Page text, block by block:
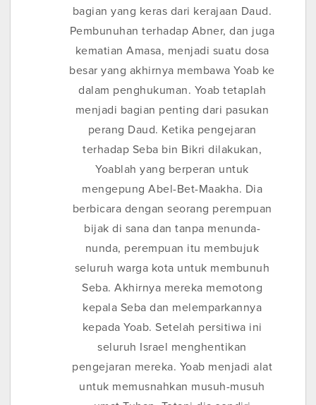
bagian yang keras dari kerajaan Daud.
Pembunuhan terhadap Abner, dan juga
kematian Amasa, menjadi suatu dosa
besar yang akhirnya membawa Yoab ke
dalam penghukuman. Yoab tetaplah
menjadi bagian penting dari pasukan
perang Daud. Ketika pengejaran
terhadap Seba bin Bikri dilakukan,
Yoablah yang berperan untuk
mengepung Abel-Bet-Maakha. Dia
berbicara dengan seorang perempuan
bijak di sana dan tanpa menunda-
nunda, perempuan itu membujuk
seluruh warga kota untuk membunuh
Seba. Akhirnya mereka memotong
kepala Seba dan melemparkannya
kepada Yoab. Setelah persitiwa ini
seluruh Israel menghentikan
pengejaran mereka. Yoab menjadi alat
untuk memusnahkan musuh-musuh